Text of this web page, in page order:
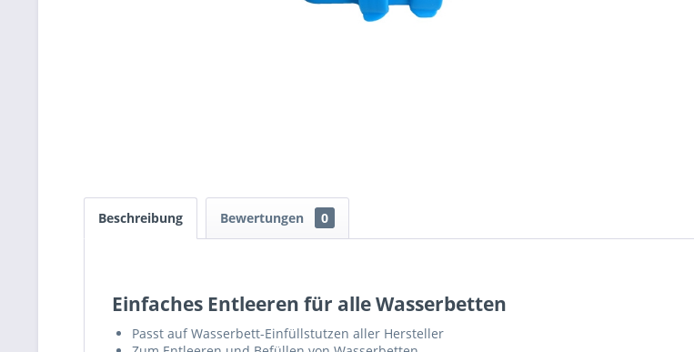
Beschreibung Bewertungen 0
Einfaches Entleeren für alle Wasserbetten
Passt auf Wasserbett-Einfüllstutzen aller Hersteller